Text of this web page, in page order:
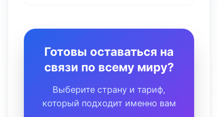
Готовы оставаться на
связи по всему миру?
Выберите страну и тариф,
который подходит именно вам